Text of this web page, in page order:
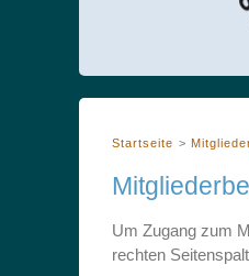
Startseite >
Um Zugang zum
rechten